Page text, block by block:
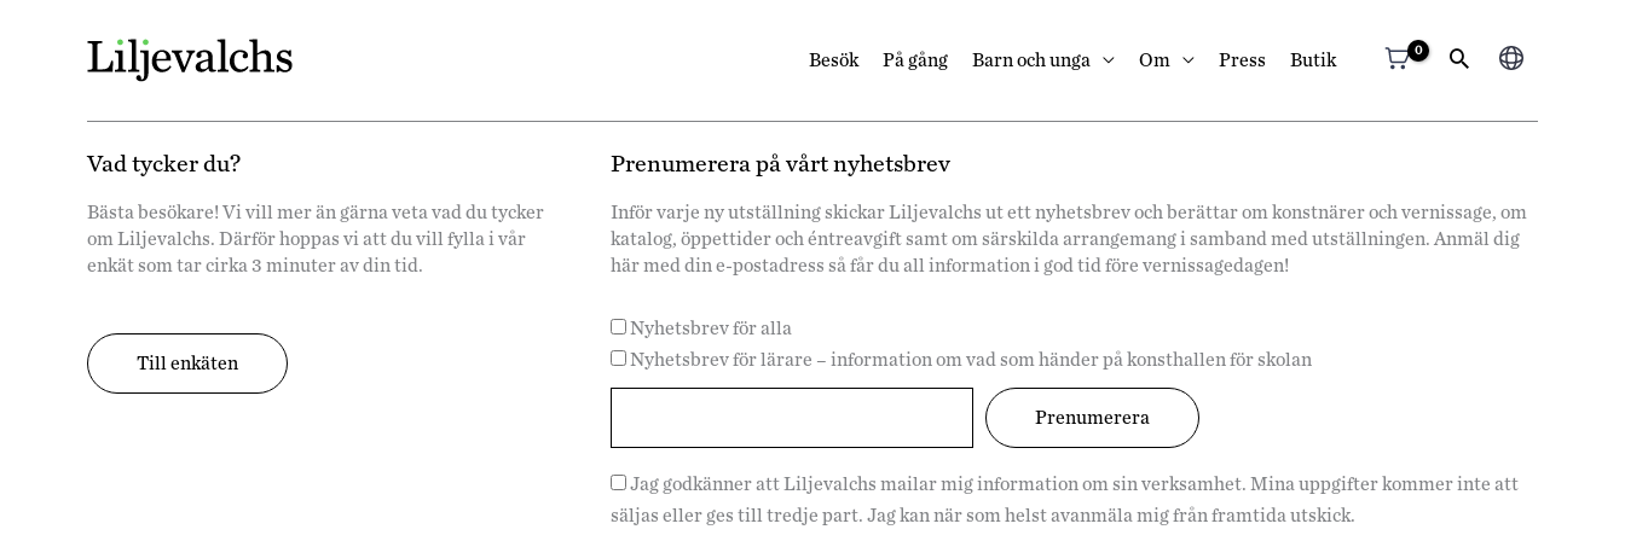
Besök På gång Barn och unga Om Press Butik
Välj
språk
Vad tycker du?
Bästa besökare! Vi vill mer än gärna veta vad du tycker
om Liljevalchs. Därför hoppas vi att du vill fylla i vår
enkät som tar cirka 3 minuter av din tid.
Till enkäten
Prenumerera på vårt nyhetsbrev
Inför varje ny utställning skickar Liljevalchs ut ett nyhetsbrev och berättar om konstnärer och vernissage, om
katalog, öppettider och éntreavgift samt om särskilda arrangemang i samband med utställningen. Anmäl dig
här med din e-postadress så får du all information i god tid före vernissagedagen!
Nyhetsbrev för alla
Nyhetsbrev för lärare – information om vad som händer på konsthallen för skolan
Jag godkänner att Liljevalchs mailar mig information om sin verksamhet. Mina uppgifter kommer inte att
säljas eller ges till tredje part. Jag kan när som helst avanmäla mig från framtida utskick.